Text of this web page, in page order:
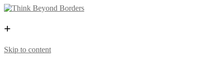
+
Skip to content